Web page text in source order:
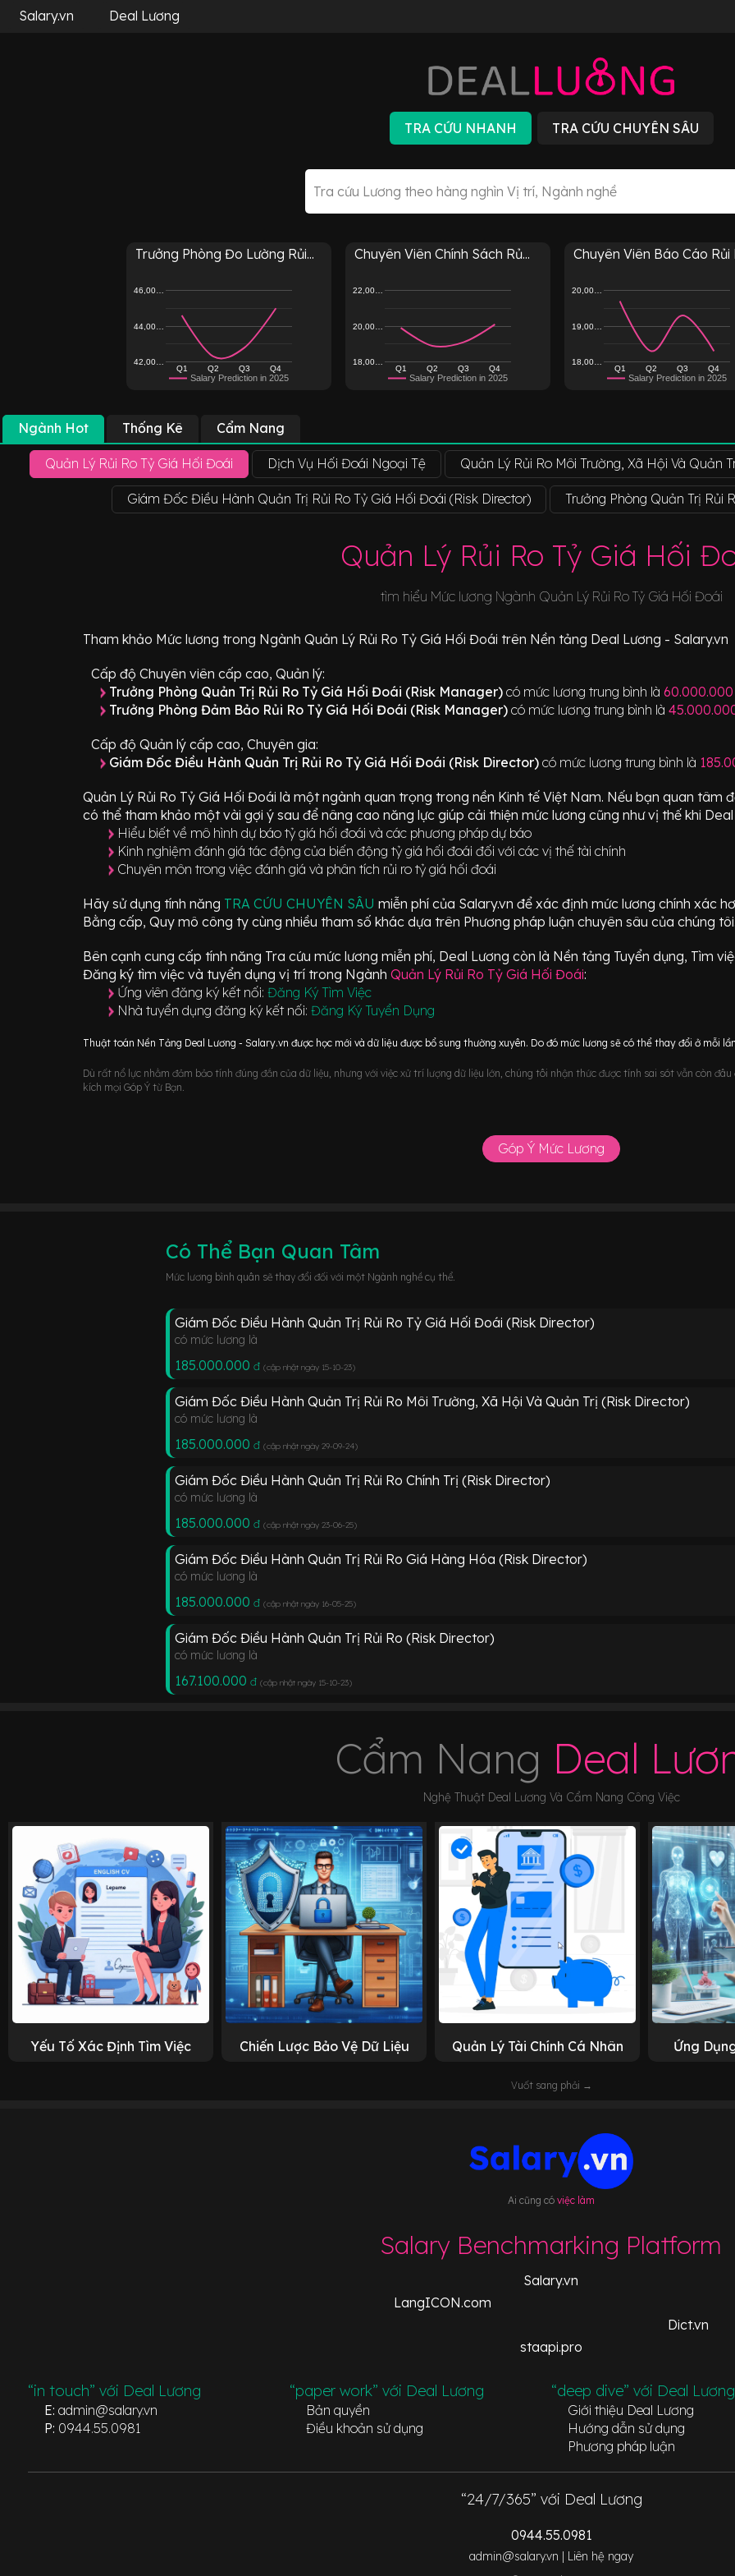
Salary.vn Deal Lương
Trưởng Phòng Đo Lường Rủi...
Salary Prediction in 2025
Q1 Q2 Q3 Q4
42,00…
44,00…
46,00…
Chuyên Viên Chính Sách Rủ...
Salary Prediction in 2025
Q1 Q2 Q3 Q4
18,00…
20,00…
22,00…
Chuyên Viên Báo Cáo Rủi
Salary Prediction in 2025
Q1 Q2 Q3 Q4
18,00…
19,00…
20,00…
Ngành Hot Thống Kê Cẩm Nang
Quản Lý Rủi Ro Tỷ Giá Hối Đoái Dịch Vụ Hối Đoái Ngoại Tệ Quản Lý Rủi Ro Môi Trường, Xã Hội Và Quản
Giám Đốc Điều Hành Quản Trị Rủi Ro Tỷ Giá Hối Đoái (Risk Director) Trưởng Phòng Quản Trị Rủi
Quản Lý Rủi Ro Tỷ Giá Hối
tìm hiểu Mức lương Ngành Quản Lý Rủi Ro Tỷ Giá Hối Đoái
Tham khảo Mức lương trong Ngành Quản Lý Rủi Ro Tỷ Giá Hối Đoái trên Nền tảng Deal Lương - Salary.vn
Cấp độ Chuyên viên cấp cao, Quản lý:
Trưởng Phòng Quản Trị Rủi Ro Tỷ Giá Hối Đoái (Risk Manager) có mức lương trung bình là 60.000.000
Trưởng Phòng Đảm Bảo Rủi Ro Tỷ Giá Hối Đoái (Risk Manager) có mức lương trung bình là
Cấp độ Quản lý cấp cao, Chuyên gia:
Giám Đốc Điều Hành Quản Trị Rủi Ro Tỷ Giá Hối Đoái (Risk Director) có mức lương trung bình là
Quản Lý Rủi Ro Tỷ Giá Hối Đoái là một ngành quan trọng trong nền Kinh tế Việt Nam. Nếu bạn quan tâm
có thể tham khảo một vài gợi ý sau để nâng cao năng lực giúp cải thiện mức lương cũng như vị thế khi
Hiểu biết về mô hình dự báo tỷ giá hối đoái và các phương pháp dự báo
Kinh nghiệm đánh giá tác động của biến động tỷ giá hối đoái đối với các vị thế tài chính
Chuyên môn trong việc đánh giá và phân tích rủi ro tỷ giá hối đoái
Hãy sử dụng tính năng TRA CỨU CHUYÊN SÂU miễn phí của Salary.vn để xác định mức lương chính xác
Bằng cấp, Quy mô công ty cùng nhiều tham số khác dựa trên Phương pháp luận chuyên sâu của chúng
Bên cạnh cung cấp tính năng Tra cứu mức lương miễn phí, Deal Lương còn là Nền tảng Tuyển dụng, Tìm
Đăng ký tìm việc và tuyển dụng vị trí trong Ngành Quản Lý Rủi Ro Tỷ Giá Hối Đoái:
Ứng viên đăng ký kết nối: Đăng Ký Tìm Việc
Nhà tuyển dụng đăng ký kết nối: Đăng Ký Tuyển Dụng
Thuật toán Nền Tảng Deal Lương - Salary.vn được học mới và dữ liệu được bổ sung thường xuyên. Do đó mức lương sẽ có thể thay đổi ở mỗi
Dù rất nổ lực nhằm đảm bảo tính đúng đắn của dữ liệu, nhưng với việc xử trí lượng dữ liệu lớn, chúng tôi nhận thức được tính sai sót vẫn còn
kích mọi Góp Ý từ Bạn.
Góp Ý Mức Lương
Có Thể Bạn Quan Tâm
Mức lương bình quân sẽ thay đổi đối với một Ngành nghề cụ thể.
Giám Đốc Điều Hành Quản Trị Rủi Ro Tỷ Giá Hối Đoái (Risk Director)
có mức lương là
185.000.000 đ (cập nhật ngày 15-10-23)
Giám Đốc Điều Hành Quản Trị Rủi Ro Môi Trường, Xã Hội Và Quản Trị (Risk Director)
có mức lương là
185.000.000 đ (cập nhật ngày 29-09-24)
Giám Đốc Điều Hành Quản Trị Rủi Ro Chính Trị (Risk Director)
có mức lương là
185.000.000 đ (cập nhật ngày 23-06-25)
Giám Đốc Điều Hành Quản Trị Rủi Ro Giá Hàng Hóa (Risk Director)
có mức lương là
185.000.000 đ (cập nhật ngày 16-05-25)
Giám Đốc Điều Hành Quản Trị Rủi Ro (Risk Director)
có mức lương là
167.100.000 đ (cập nhật ngày 15-10-23)
Cẩm Nang Deal
Nghệ Thuật Deal Lương Và Cẩm Nang Công Việc
Yếu Tố Xác Định Tìm Việc Chiến Lược Bảo Vệ Dữ Liệu Quản Lý Tài Chính Cá Nhân Ứng
Vuốt sang phải →
Ai cũng cóviệc làm
Salary Benchmarking Platform
Salary.vn
LangICON.com
Dict.vn
staapi.pro
“in touch” với Deal Lương
E: admin@salary.vn
P: 0944.55.0981
“paper work” với Deal Lương
Bản quyền
Điều khoản sử dụng
“deep dive” với Deal Lương
Giới thiệu Deal Lương
Hướng dẫn sử dụng
Phương pháp luận
“24/7/365” với Deal Lương
0944.55.0981
admin@salary.vn | Liên hệ ngay